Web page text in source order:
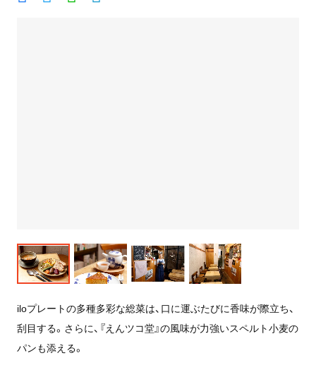
iloプレートの多種多彩な総菜は、口に運ぶたびに香味が際立ち、
刮目する。さらに、『えんツコ堂』の風味が力強いスペルト小麦の
パンも添える。